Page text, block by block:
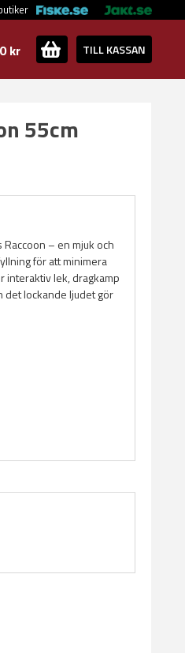
0 kr TILL KASSAN
55cm
– en mjuk och
för att minimera
lek, dragkamp
det lockande ljudet gör